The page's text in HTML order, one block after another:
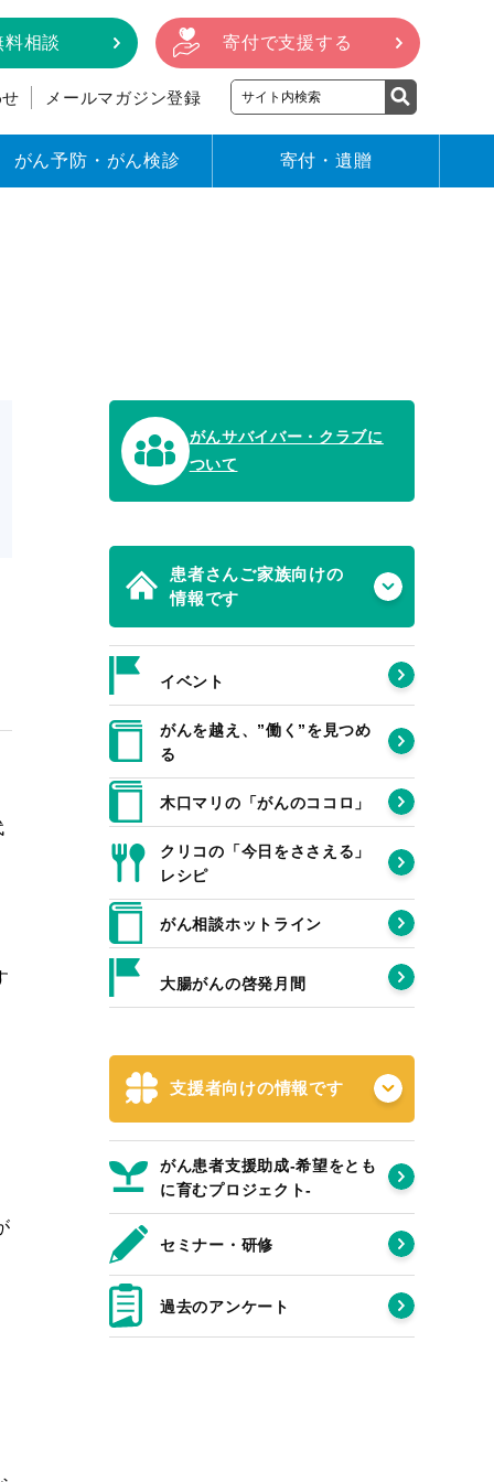
料相談 寄付で支援する
メールマガジン登録
がん予防・がん検診 寄付・遺贈
がんサバイバー・クラブに
ついて
患者さんご家族向けの
情報です
イベント
がんを越え、”働く”を見つめ
る
木口マリの「がんのココロ」
クリコの「今日をささえる」
レシピ
がん相談ホットライン
大腸がんの啓発月間
支援者向けの情報です
がん患者支援助成-希望をとも
に育むプロジェクト‐
セミナー・研修
過去のアンケート